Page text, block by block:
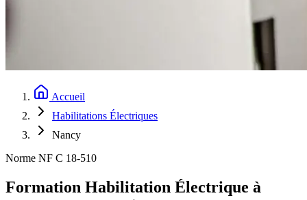
Accueil
Habilitations Électriques
Nancy
Norme NF C 18-510
Formation Habilitation Électrique à